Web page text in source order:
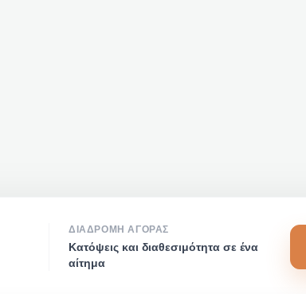
ΔΙΑΔΡΟΜΉ ΑΓΟΡΆΣ
Κατόψεις και διαθεσιμότητα σε ένα
αίτημα